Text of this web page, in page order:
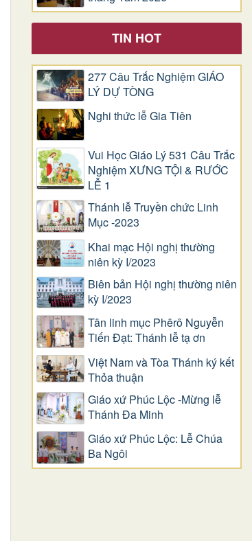
TIN HOT
277 Câu Trắc Nghiệm GIÁO
LÝ DỰ TÒNG
Nghi thức lễ Gia Tiên
Vui Học Giáo Lý 531 Câu Trắc
Nghiệm XƯNG TỘI & RƯỚC
LỄ 1
Thánh lễ Truyền chức Linh
Mục -2023
Khai mạc Hội nghị thường
niên kỳ I/2023
Biên bản Hội nghị thường niên
kỳ I/2023
Tân linh mục Phêrô Nguyễn
Tiến Đạt: Thánh lễ tạ ơn
Việt Nam và Tòa Thánh ký kết
Thỏa thuận
Giáo xứ Phúc Lộc -Mừng lễ
Thánh Đa Minh
Giáo xứ Phúc Lộc: Lễ Chúa
Ba Ngôi